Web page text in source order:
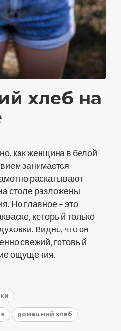
хлеб на
как женщина в белой
занимается
раскатывают
столе разложены
Но главное – это
который только
Видно, что он
свежий, готовый
ощущения.
домашний хлеб